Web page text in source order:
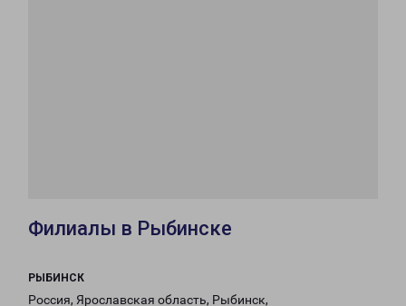
Филиалы в Рыбинске
РЫБИНСК
Россия, Ярославская область, Рыбинск,